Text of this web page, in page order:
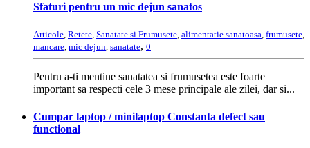
Sfaturi pentru un mic dejun sanatos
Articole, Retete, Sanatate si Frumusete, alimentatie sanatoasa, frumusete,
mancare, mic dejun, sanatate, 0
Pentru a-ti mentine sanatatea si frumusetea este foarte
important sa respecti cele 3 mese principale ale zilei, dar si...
Cumpar laptop / minilaptop Constanta defect sau
functional